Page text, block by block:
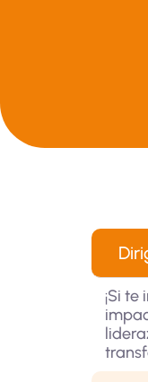
¡Si